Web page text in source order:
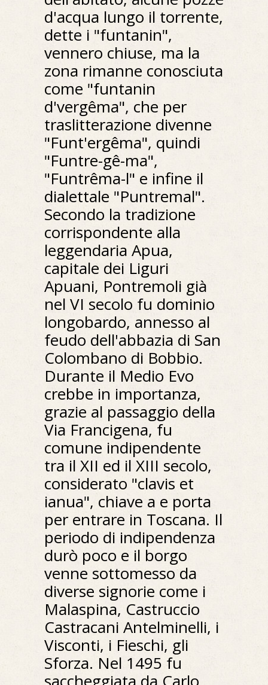
d'acqua lungo il torrente,
dette i "funtanin",
vennero chiuse, ma la
zona rimanne conosciuta
come "funtanin
d'vergêma", che per
traslitterazione divenne
"Funt'ergêma", quindi
"Funtre-gê-ma",
"Funtrêma-l" e infine il
dialettale "Puntremal".
Secondo la tradizione
corrispondente alla
leggendaria Apua,
capitale dei Liguri
Apuani, Pontremoli già
nel VI secolo fu dominio
longobardo, annesso al
feudo dell'abbazia di San
Colombano di Bobbio.
Durante il Medio Evo
crebbe in importanza,
grazie al passaggio della
Via Francigena, fu
comune indipendente
tra il XII ed il XIII secolo,
considerato "clavis et
ianua", chiave a e porta
per entrare in Toscana. Il
periodo di indipendenza
durò poco e il borgo
venne sottomesso da
diverse signorie come i
Malaspina, Castruccio
Castracani Antelminelli, i
Visconti, i Fieschi, gli
Sforza. Nel 1495 fu